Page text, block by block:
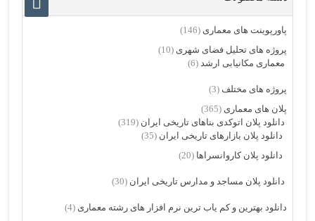
پاورپوینت های معماری (146)
پروژه های تحلیل فضای شهری (10)
معماری مکانیابی ارشد (6)
پروژه های مختلف (3)
پلان های معماری (365)
دانلود پلان اتوکدی بناهای تاریخی ایران (319)
دانلود پلان بازارهای تاریخی ایران (35)
دانلود پلان کاروانسراها (20)
دانلود پلان مساجد و مدارس تاریخی ایران (30)
دانلود بهترین و کم یاب ترین نرم افزار های رشته معماری (4)